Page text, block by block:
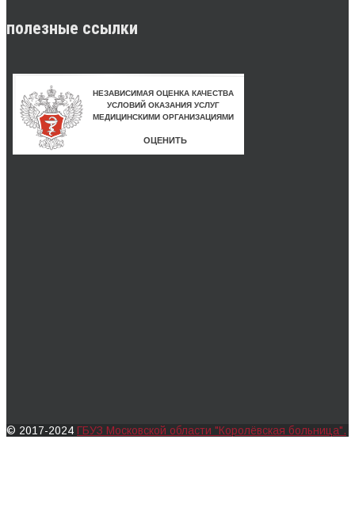
полезные ссылки
© 2017-2024 ГБУЗ Московской области "Королёвская больница".